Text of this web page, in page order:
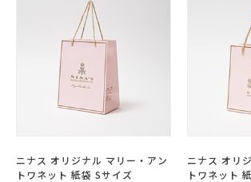
ニナス オリジナル マリー・アン
トワネット 紙袋 Sサイズ
ニナス オリ
トワネット